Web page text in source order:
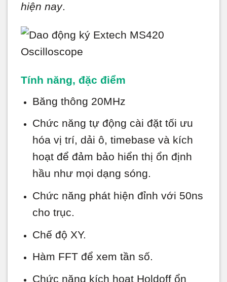
hiện nay.
Tính năng, đặc điểm
Băng thông 20MHz
Chức năng tự động cài đặt tối ưu
hóa vị trí, dải ô, timebase và kích
hoạt để đảm bảo hiển thị ổn định
hầu như mọi dạng sóng.
Chức năng phát hiện đỉnh với 50ns
cho trục.
Chế độ XY.
Hàm FFT để xem tần số.
Chức năng kích hoạt Holdoff ổn